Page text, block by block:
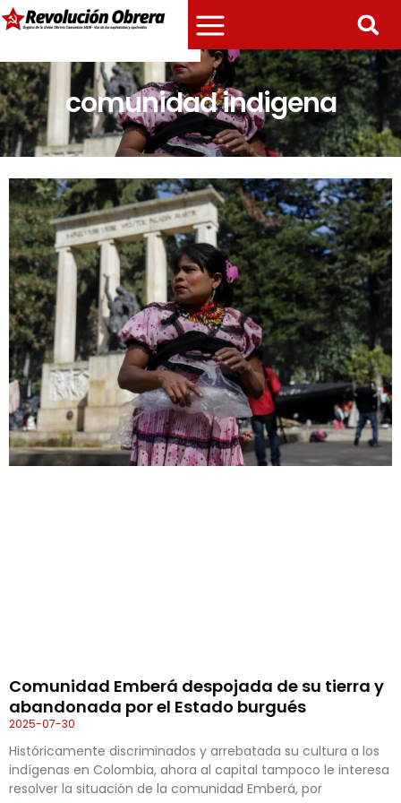
comunidad indigena
Comunidad Emberá despojada de su tierra y
abandonada por el Estado burgués
2025-07-30
Históricamente discriminados y arrebatada su cultura a los
indígenas en Colombia, ahora al capital tampoco le interesa
resolver la situación de la comunidad Emberá, por